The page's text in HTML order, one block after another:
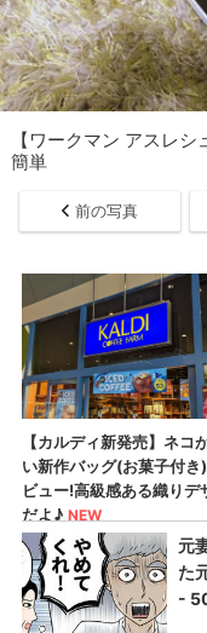
【ワークマン アスレ
簡単
前の写真